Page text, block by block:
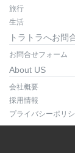
旅行
生活
トラトラへお問
お問合せフォーム
About US
会社概要
採用情報
プライバシーポリ